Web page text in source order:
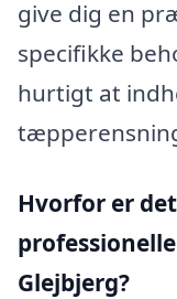
give dig en
specifikke
hurtigt at
Hvorfor er
Glejbjerg?